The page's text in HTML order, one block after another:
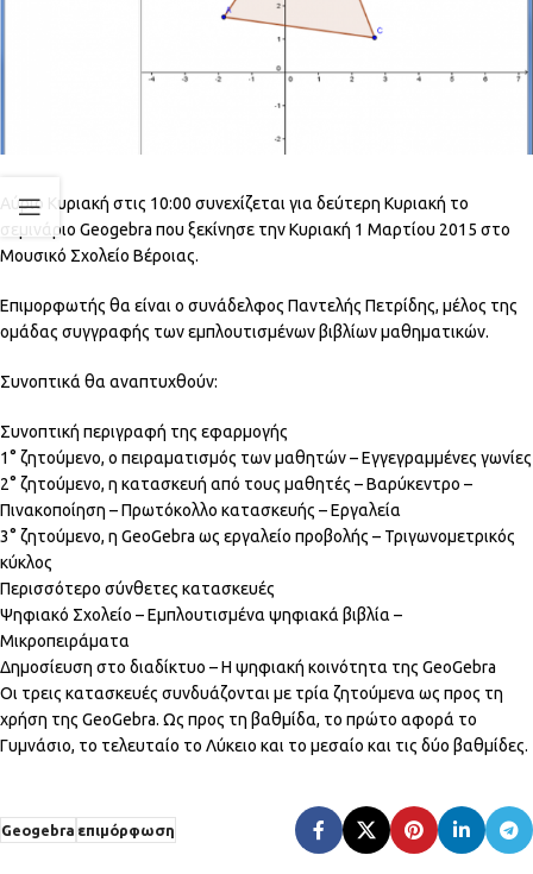
Αύριο Κυριακή στις 10:00 συνεχίζεται για δεύτερη Κυριακή το
σεμινάριο Geogebra που ξεκίνησε την Κυριακή 1 Μαρτίου 2015 στο
Μουσικό Σχολείο Βέροιας.
Επιμορφωτής θα είναι ο συνάδελφος Παντελής Πετρίδης, μέλος της
ομάδας συγγραφής των εμπλουτισμένων βιβλίων μαθηματικών.
Συνοπτικά θα αναπτυχθούν:
Συνοπτική περιγραφή της εφαρμογής
1° ζητούμενο, ο πειραματισμός των μαθητών – Εγγεγραμμένες γωνίες
2° ζητούμενο, η κατασκευή από τους μαθητές – Βαρύκεντρο –
Πινακοποίηση – Πρωτόκολλο κατασκευής – Εργαλεία
3° ζητούμενο, η GeoGebra ως εργαλείο προβολής – Τριγωνομετρικός
κύκλος
Περισσότερο σύνθετες κατασκευές
Ψηφιακό Σχολείο – Εμπλουτισμένα ψηφιακά βιβλία –
Μικροπειράματα
Δημοσίευση στο διαδίκτυο – Η ψηφιακή κοινότητα της GeoGebra
Οι τρεις κατασκευές συνδυάζονται με τρία ζητούμενα ως προς τη
χρήση της GeoGebra. Ως προς τη βαθμίδα, το πρώτο αφορά το
Γυμνάσιο, το τελευταίο το Λύκειο και το μεσαίο και τις δύο βαθμίδες.
Geogebra επιμόρφωση